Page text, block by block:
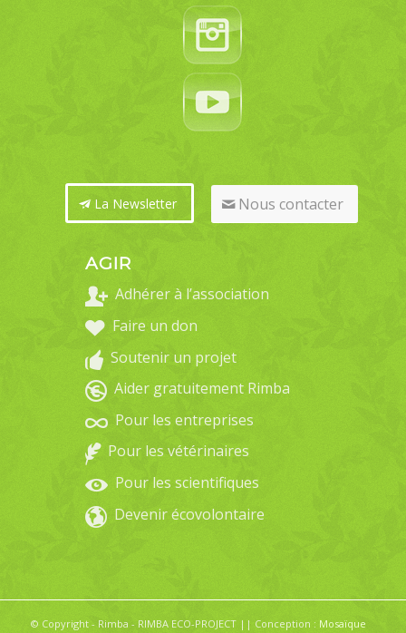
La Newsletter Nous contacter
AGIR
Adhérer à l’association
Faire un don
Soutenir un projet
Aider gratuitement Rimba
Pour les entreprises
Pour les vétérinaires
Pour les scientifiques
Devenir écovolontaire
© Copyright - Rimba - RIMBA ECO-PROJECT || Conception : Mosaïque